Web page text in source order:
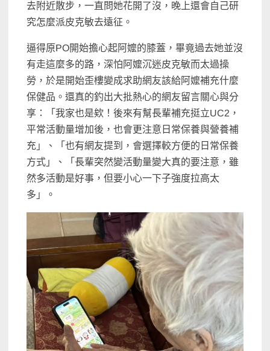
去附近散步，一直問她花開了沒，晚上還會自己研
究怎麼派皮克敏去遠征。
逼得原PO開始擔心起阿嬤的膝蓋，畢竟過去她並沒
有走這麼多的路，深怕阿嬤沉迷皮克敏而太過操
勞，於是開始歪樓變成求助網友該給阿嬤補充什麼
保健品。還真的釣出大批熱心的網友留言關心與分
享：「我家也是欸！後來有幫長輩補充挺立UC2，
平常活動量增加後，也會更注意日常保養與營養補
充」、「也有網友提到，會選擇較方便的日常保養
方式」、「長輩突然變活動量變大真的要注意，雖
然多活動是好事，但要小心一下子強度拉高太
多」。